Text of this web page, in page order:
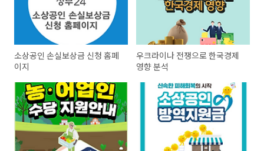
소상공인 손실보상금 신청 홈페
이지
우크라이나 전쟁으로 한국경제
영향 분석